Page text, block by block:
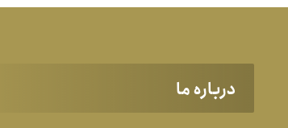
درباره ما